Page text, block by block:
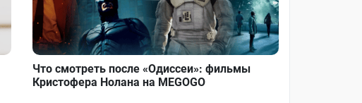
Что смотреть после «Одиссеи»: фильмы
Кристофера Нолана на MEGOGO